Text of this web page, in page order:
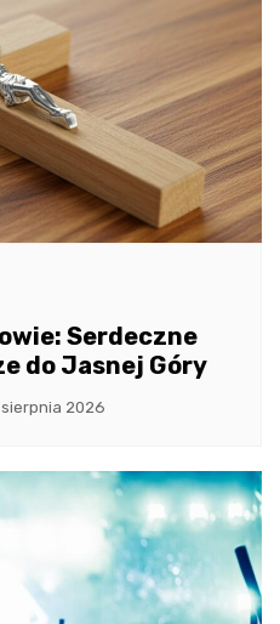
Serdeczne
do Jasnej Góry
sierpnia 2026